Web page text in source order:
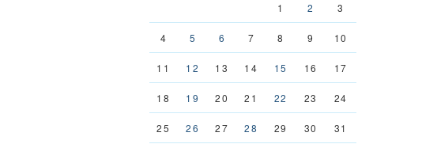
1
2 3
4 5 6 7 8 9 10
11 12 13 14 15 16 17
18 19 20 21 22 23 24
25 26 27 28 29 30 31